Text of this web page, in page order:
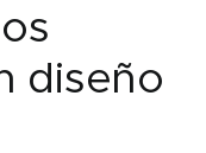
diseño